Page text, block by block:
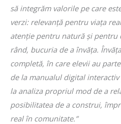
să integrăm valorile pe care
verzi: relevanță pentru viața
atenție pentru natură și
rând, bucuria de a învăța.
completă, în care elevii au
de la manualul digital
la analiza propriul mod de a
posibilitatea de a construi,
real în comunitate.”